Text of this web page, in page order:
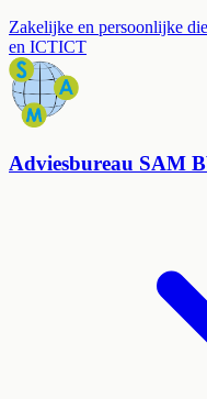
Zakelijke en persoonlijke
en ICTICT
Adviesbureau SAM